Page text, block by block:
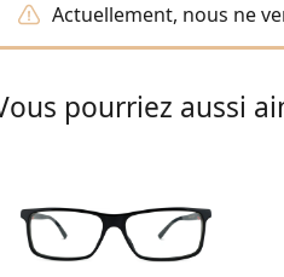
Actuellement, nous ne
pourriez aussi